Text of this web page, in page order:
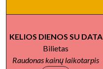
KELIOS DIENOS SU DATA
Bilietas
Raudonas kainų laikotarpis